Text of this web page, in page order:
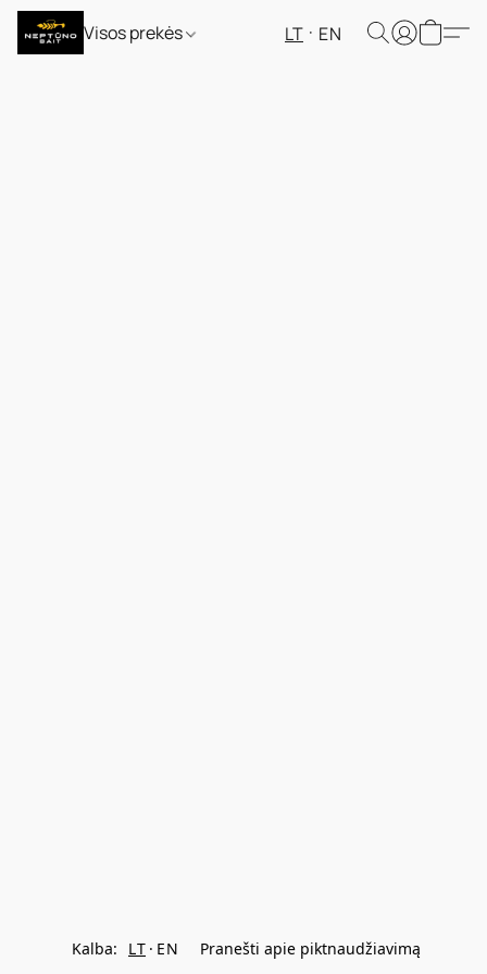
Visos prekės LT EN
Kalba: LT EN Pranešti apie piktnaudžiavimą